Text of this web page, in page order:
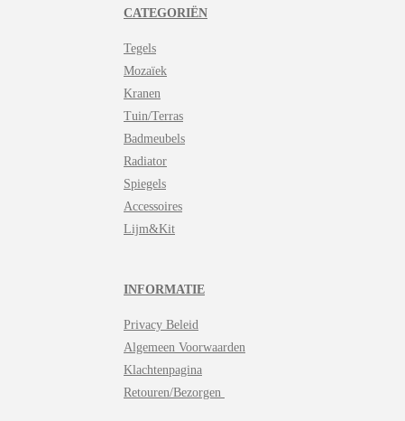
CATEGORIËN
Tegels
Mozaïek
Kranen
Tuin/Terras
Badmeubels
Radiator
Spiegels
Accessoires
Lijm&Kit
INFORMATIE
Privacy Beleid
Algemeen Voorwaarden
Klachtenpagina
Retouren/Bezorgen